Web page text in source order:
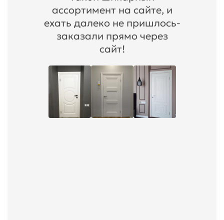
ассортимент на сайте, и
ехать далеко не пришлось-
заказали прямо через
сайт!